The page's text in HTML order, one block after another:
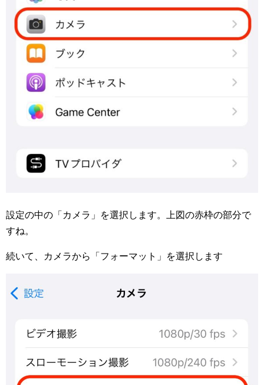
設定の中の「カメラ」を選択します。上図の赤枠の部分で
すね。
続いて、カメラから「フォーマット」を選択します